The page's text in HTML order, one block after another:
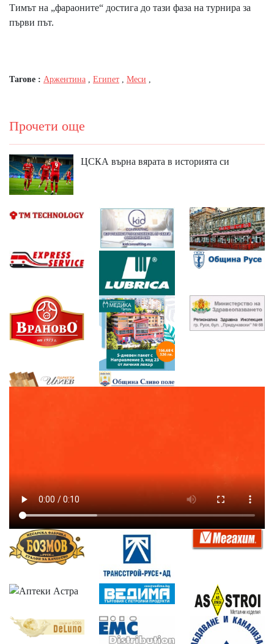
Тимът на „фараоните“ достига до тази фаза на турнира за
първи път.
Тагове : Аржентина , Египет , Меси ,
Прочети още
ЦСКА върна вярата в историята си